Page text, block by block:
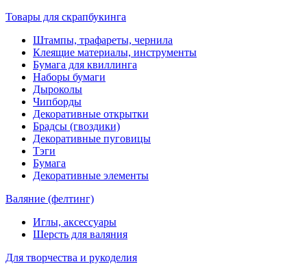
Товары для скрапбукинга
Штампы, трафареты, чернила
Клеящие материалы, инструменты
Бумага для квиллинга
Наборы бумаги
Дыроколы
Чипборды
Декоративные открытки
Брадсы (гвоздики)
Декоративные пуговицы
Тэги
Бумага
Декоративные элементы
Валяние (фелтинг)
Иглы, аксессуары
Шерсть для валяния
Для творчества и рукоделия